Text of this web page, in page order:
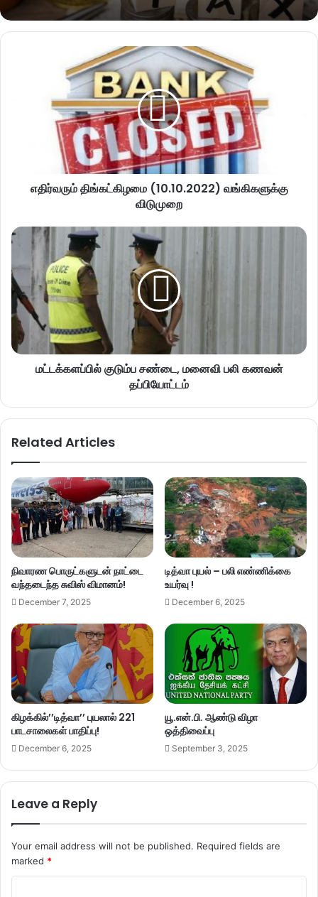
எதிர்வரும் திங்கட்கிழமை (10.10.2022) வங்கிகளுக்கு
விடுமுறை
மட்டக்களப்பில் குடும்ப சண்டை, மனைவி பலி கணவன்
தப்பியோட்டம்
Related Articles
நிவாரண பொருட்களுடன் நாட்டை
வந்தடைந்த சுவிஸ் விமானம்!
December 7, 2025
டித்வா புயல் – பலி எண்ணிக்கை
உயர்வு !
December 6, 2025
கிழக்கில்’’டித்வா’’ புயலால் 221
பாடசாலைகள் பாதிப்பு!
December 6, 2025
யூ.என்.பி. ஆண்டு விழா
ஒத்திவைப்பு
September 3, 2025
Leave a Reply
Your email address will not be published. Required fields are
marked *